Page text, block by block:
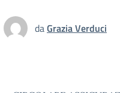
daGrazia Verduci